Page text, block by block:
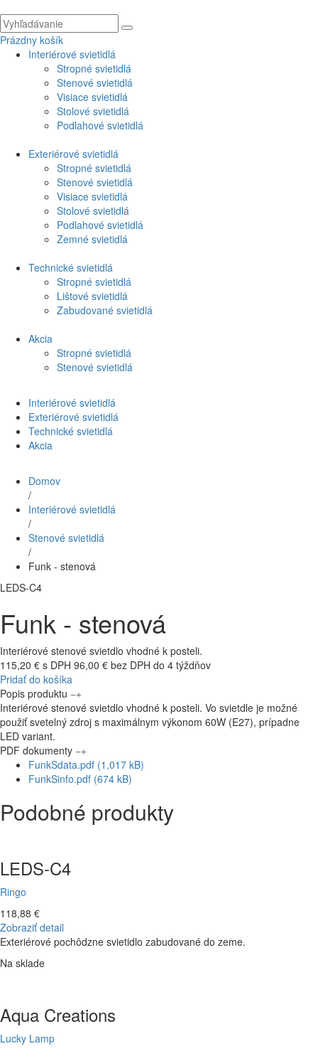
Prázdny košík
Interiérové svietidlá
Stropné svietidlá
Stenové svietidlá
Visiace svietidlá
Stolové svietidlá
Podlahové svietidlá
Exteriérové svietidlá
Stropné svietidlá
Stenové svietidlá
Visiace svietidlá
Stolové svietidlá
Podlahové svietidlá
Zemné svietidlá
Technické svietidlá
Stropné svietidlá
Lištové svietidlá
Zabudované svietidlá
Akcia
Stropné svietidlá
Stenové svietidlá
Interiérové svietidlá
Exteriérové svietidlá
Technické svietidlá
Akcia
Domov
/
Interiérové svietidlá
/
Stenové svietidlá
/
Funk - stenová
LEDS-C4
Funk - stenová
Interiérové stenové svietdlo vhodné k posteli.
115,20 € s DPH 96,00 € bez DPH do 4 týždňov
Pridať do košíka
Popis produktu
Interiérové stenové svietdlo vhodné k posteli. Vo svietdle je možné
použiť svetelný zdroj s maximálnym výkonom 60W (E27), prípadne
LED variant.
PDF dokumenty
FunkSdata.pdf (1,017 kB)
FunkSinfo.pdf (674 kB)
Podobné produkty
LEDS-C4
Ringo
118,88 €
Zobraziť detail
Exteriérové pochôdzne svietidlo zabudované do zeme.
Na sklade
Aqua Creations
Lucky Lamp